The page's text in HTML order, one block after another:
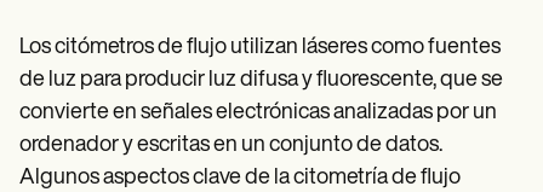
Los citómetros de flujo utilizan láseres como fuentes
de luz para producir luz difusa y fluorescente, que se
convierte en señales electrónicas analizadas por un
ordenador y escritas en un conjunto de datos.
Algunos aspectos clave de la citometría de flujo